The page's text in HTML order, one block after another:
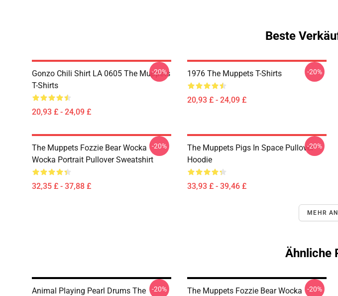
Beste
Gonzo Chili Shirt LA 0605 The Muppets
T-Shirts
20,93 £ - 24,09 £
-20% 1976 The Muppets T-Shirts
20,93 £ - 24,09 £
-20%
The Muppets Fozzie Bear Wocka
Wocka Portrait Pullover Sweatshirt
32,35 £ - 37,88 £
-20%
The Muppets Pigs In Space Pullover
Hoodie
33,93 £ - 39,46 £
-20%
MEHR
Ähnliche
Animal Playing Pearl Drums The
-20%
The Muppets Fozzie Bear Wocka
-20%